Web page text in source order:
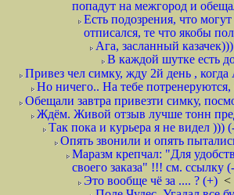
попадут на межгород и
Есть подозрения, что
отписался, те что якобы
Ага, засланный
В каждой шутке есть
Привез чел симку, жду 2й день ,
Но ничего.. На тебе
Обещали завтра привезти симку,
Ждём. Живой отзыв лучше тонн
Так пока и курьера я не видел )))
Опять звонили и опять
Маразм крепчал: "Для
своего заказа" !!! см. ссылку
Это вообще чё за .... ? (+) <